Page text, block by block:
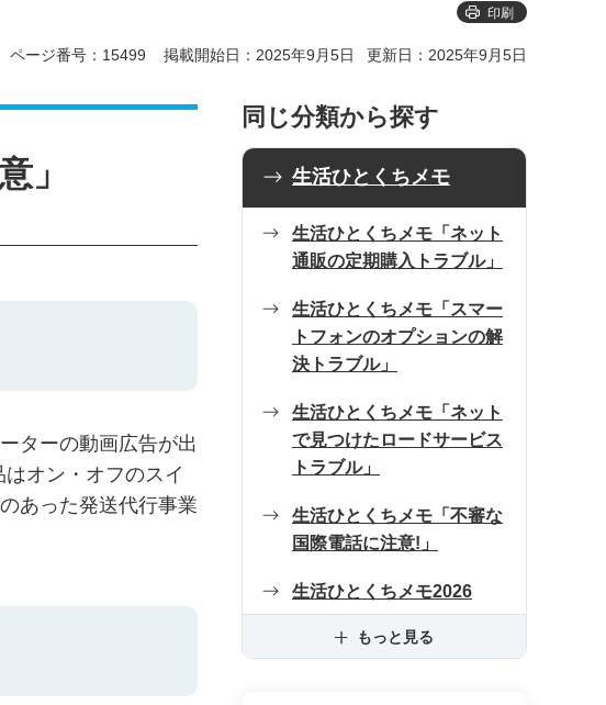
印刷
ページ番号：15499 掲載開始日：2025年9月5日 更新日：2025年9月5日
」
ターの動画広告が出
オン・オフのスイ
あった発送代行事業
同じ分類から探す
生活ひとくちメモ
生活ひとくちメモ「ネット
通販の定期購入トラブル」
生活ひとくちメモ「スマー
トフォンのオプションの解
決トラブル」
生活ひとくちメモ「ネット
で見つけたロードサービス
トラブル」
生活ひとくちメモ「不審な
国際電話に注意!」
生活ひとくちメモ2026
もっと見る